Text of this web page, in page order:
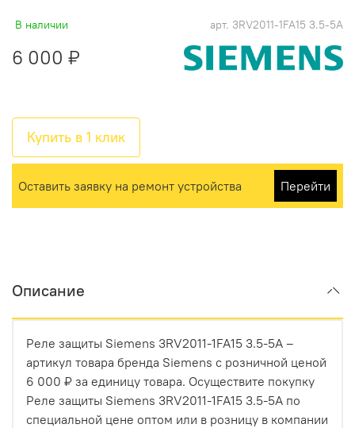
В наличии арт. 3RV2011-1FA15 3.5-5A
6 000 ₽
Купить в 1 клик
Оставить заявку на ремонт устройства Перейти
Описание
Реле защиты Siemens 3RV2011-1FA15 3.5-5A –
артикул товара бренда Siemens с розничной ценой
6 000 ₽ за единицу товара. Осуществите покупку
Реле защиты Siemens 3RV2011-1FA15 3.5-5A по
специальной цене оптом или в розницу в компании